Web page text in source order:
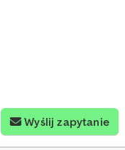
Wyślij zapytanie